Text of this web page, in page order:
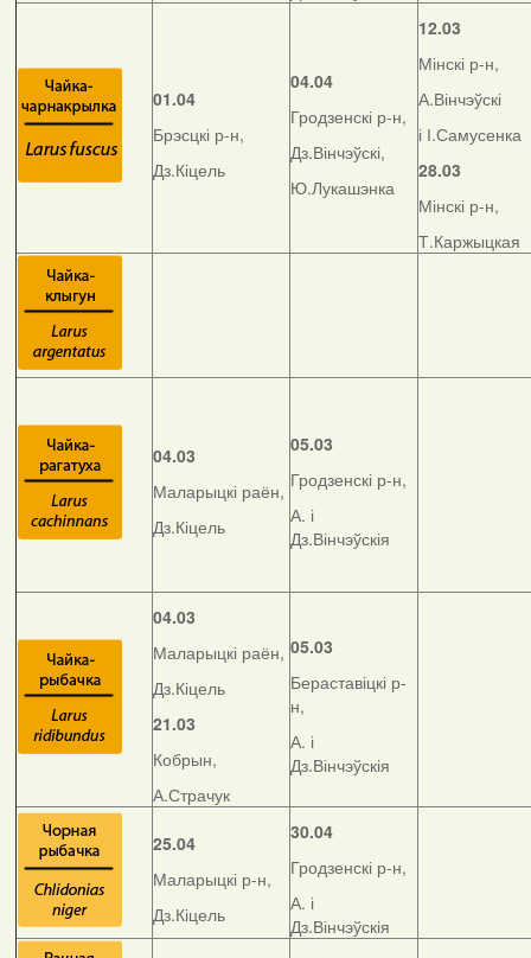
01.04
Брэсцкі р-н,
Дз.Кіцель
04.04
Гродзенскі р-н,
Дз.Вінчэўскі,
Ю.Лукашэнка
12.03
Мінскі р-н,
А.Вінчэўскі
і І.Самусенка
28.03
Мінскі р-н,
Т.Каржыцкая
04.03
Маларыцкі раён,
Дз.Кіцель
05.03
Гродзенскі р-н,
А. і
Дз.Вінчэўскія
04.03
Маларыцкі раён,
Дз.Кіцель
21.03
Кобрын,
А.Страчук
05.03
Бераставіцкі р-
н,
А. і
Дз.Вінчэўскія
25.04
Маларыцкі р-н,
Дз.Кіцель
30.04
Гродзенскі р-н,
А. і
Дз.Вінчэўскія